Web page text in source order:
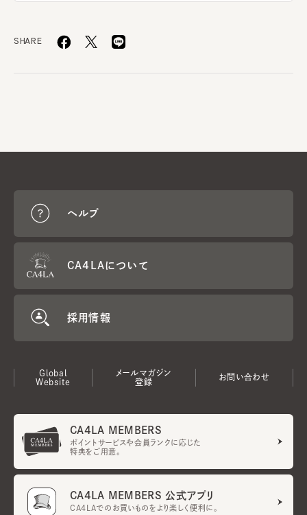
SHARE
ヘルプ
CA4LAについて
採用情報
Global
Website
メールマガジン
登録
お問い合わせ
CA4LA MEMBERS
ポイントサービスや会員ランクに応じた
特典をご用意。
CA4LA MEMBERS 公式アプリ
CA4LAでのお買いものをより楽しく便利に。